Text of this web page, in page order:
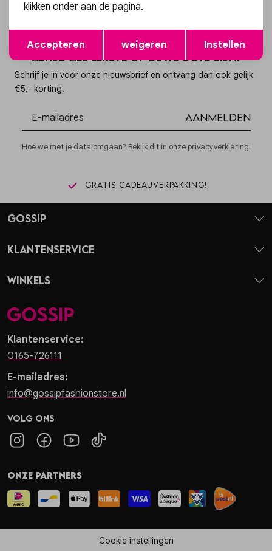
Altijd als eerste op de hoogte zijn?
Schrijf je in voor onze nieuwsbrief en ontvang dan ook gelijk
€5,- korting!
Aanmelden
Hoe we met je data omgaan? Bekijk dit in onze privacyverklaring.
Gratis cadeauverpakking!
Klantenservice:
0165-726111
E-mailadres:
info@gossipfashionstore.nl
Volg ons
Gossip
Klantenservice
Winkels
Onze partners
Cookie instellingen
Opslaan
klikken onder aan de pagina.
Accepteren weigeren Instellen